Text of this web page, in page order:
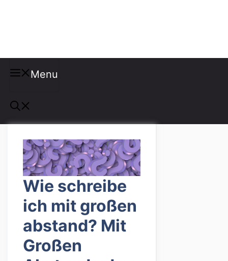
Menu
Wie schreibe
ich mit großen
abstand? Mit
Großen